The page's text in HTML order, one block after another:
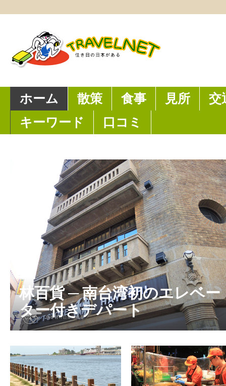
ホーム 散策 食事 見所
交
キーワード
口コミ
林百貨 ─ 南台湾初のエレベー
ター付きデパート